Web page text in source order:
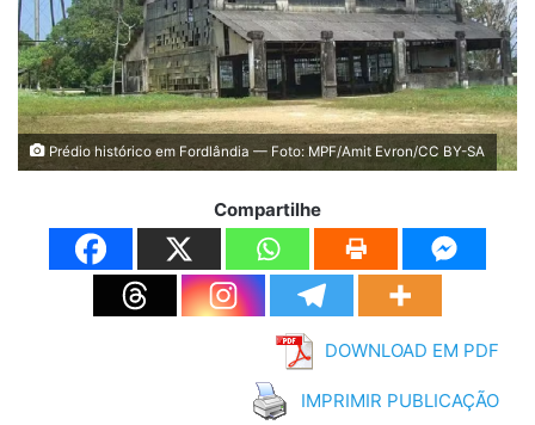
Prédio histórico em Fordlândia — Foto: MPF/Amit Evron/CC BY-SA
Compartilhe
DOWNLOAD EM PDF
IMPRIMIR PUBLICAÇÃO